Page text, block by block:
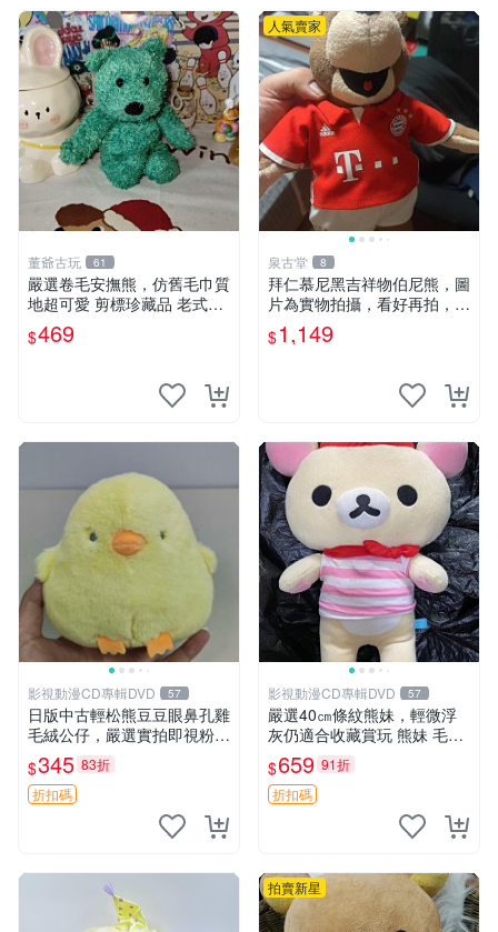
董爺古玩 61
嚴選卷毛安撫熊，仿舊毛巾質
地超可愛 剪標珍藏品 老式毛
巾質地 安撫熊 款式
$469
人氣賣家
泉古堂 8
拜仁慕尼黑吉祥物伯尼熊，圖
片為實物拍攝，看好再拍，不
退不換-187978
$1,149
影視動漫CD專輯DVD 57
日版中古輕松熊豆豆眼鼻孔雞
毛絨公仔，嚴選實拍即視粉絲
必買 公仔紙箱氣泡膜精心包
裝快速發貨 輕松熊 公仔 雞毛
絨
$345 83折
折扣碼
影視動漫CD專輯DVD 57
嚴選40㎝條紋熊妹，輕微浮
灰仍適合收藏賞玩 熊妹 毛絨
玩具 浮雕熊
$659 91折
折扣碼
拍賣新星